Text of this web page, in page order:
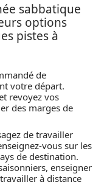
sabbatique
options
pistes à
de
votre départ.
revoyez vos
des marges de
de travailler
vous sur les
de destination.
enseigner
à distance